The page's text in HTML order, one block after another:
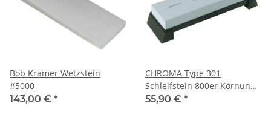
Bob Kramer Wetzstein
#5000
143,00 € *
CHROMA Type 301
Schleifstein 800er Körnung
Design by F.A. Porsche
55,90 € *